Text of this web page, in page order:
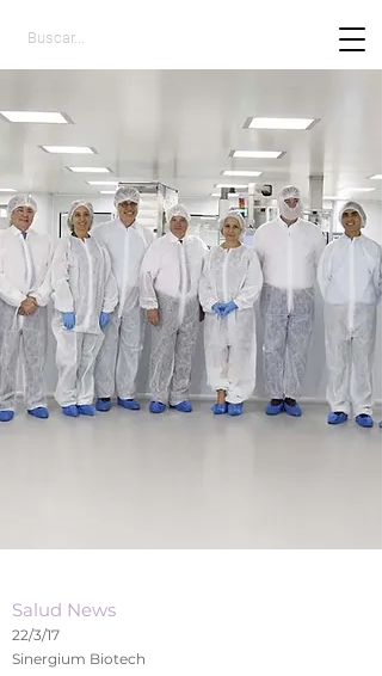
Salud News
22/3/17
Sinergium Biotech